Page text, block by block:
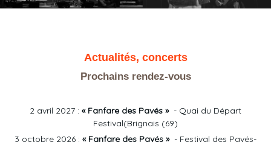
Actualités, concerts
Prochains rendez-vous
2 avril 2027 : « Fanfare des Pavés » - Quai du Départ
Festival(Brignais (69)
3 octobre 2026 : « Fanfare des Pavés » - Festival des Pavés-